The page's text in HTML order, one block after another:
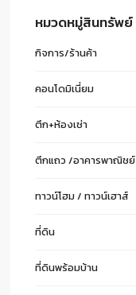
หมวดหมู่สินทรัพย์
กิจการ/ร้านค้า
คอนโดมิเนี่ยม
ตึก+ห้องเช่า
ตึกแถว /อาคารพาณิชย์
ทาวน์โฮม / ทาวน์เฮาส์
ที่ดิน
ที่ดินพร้อมบ้าน